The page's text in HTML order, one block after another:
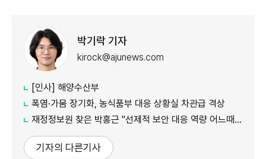
박기락 기자
kirock@ajunews.com
[인사] 해양수산부
폭염·가뭄 장기화, 농식품부 대응 상황실 차관급 격상
재정정보원 찾은 박홍근 "선제적 보안 대응 역량 어느때보다 중요"
기자의 다른기사